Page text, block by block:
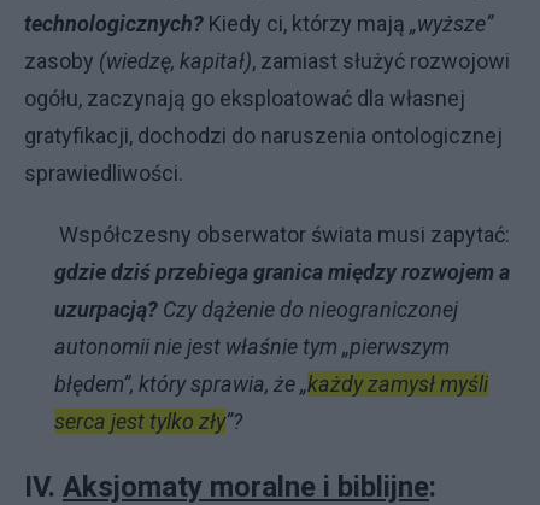
technologicznych? Kiedy ci, którzy mają „wyższe”
zasoby (wiedzę, kapitał), zamiast służyć rozwojowi
ogółu, zaczynają go eksploatować dla własnej
gratyfikacji, dochodzi do naruszenia ontologicznej
sprawiedliwości.
Współczesny obserwator świata musi zapytać:
gdzie dziś przebiega granica między rozwojem a
uzurpacją? Czy dążenie do nieograniczonej
autonomii nie jest właśnie tym „pierwszym
błędem”, który sprawia, że „każdy zamysł myśli
serca jest tylko zły”?
IV. Aksjomaty moralne i biblijne: